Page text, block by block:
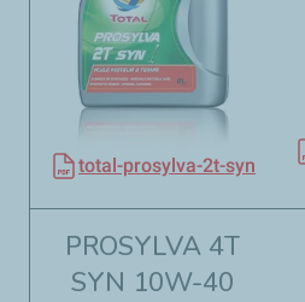
total-prosylva-2t-syn
PROSYLVA 4T
SYN 10W-40